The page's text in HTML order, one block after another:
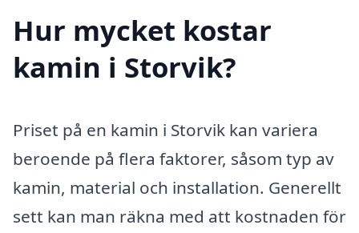
Hur mycket kostar
kamin i Storvik?
Priset på en kamin i Storvik kan variera
beroende på flera faktorer, såsom typ av
kamin, material och installation. Generellt
sett kan man räkna med att kostnaden för